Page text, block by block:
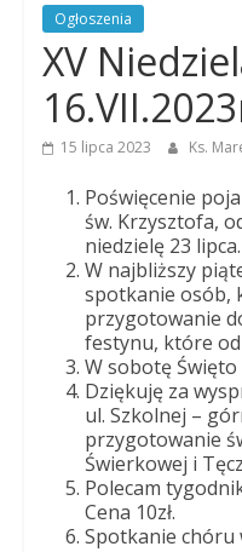
Parafia
Chrystusa
Dobrego
Pasterza
Ogłoszenia
XV
15 lipca 2023 Ks.
Poświęcenie
św. Krzysztofa,
niedzielę 23 lipca.
W najbliższy
spotkanie osób,
przygotowanie
festynu, które
W sobotę
Dziękuję za
ul. Szkolnej –
przygotowanie
Świerkowej i
Polecam
Cena 10zł.
Spotkanie chóru